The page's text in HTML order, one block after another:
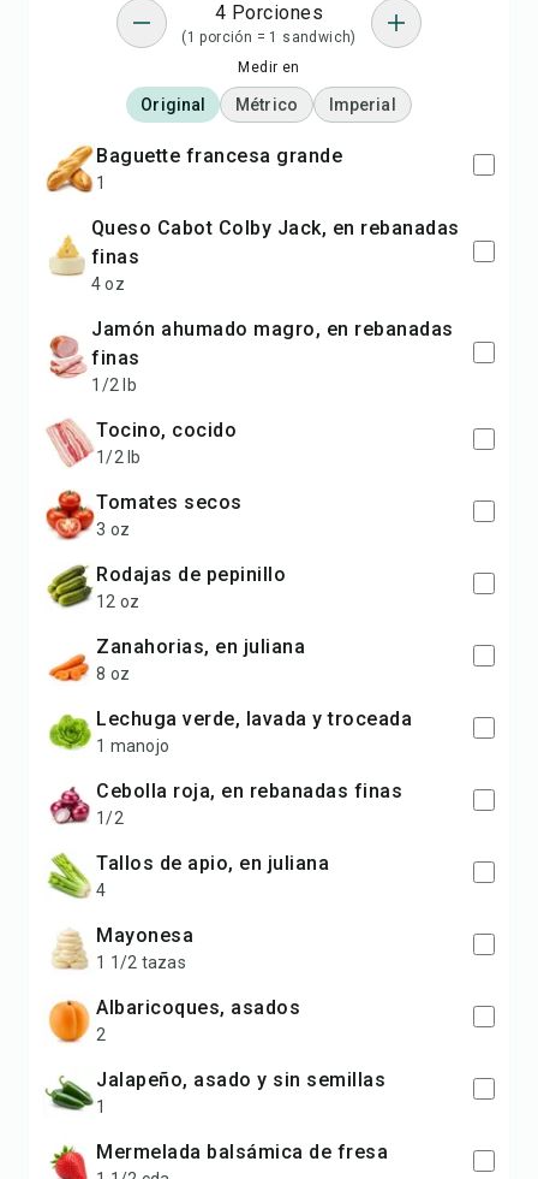
4 Porciones
(1 porción = 1 sandwich)
Medir en
Original Métrico Imperial
baguette francesa grande
1
queso Cabot Colby Jack, en rebanadas
finas
4 oz
jamón ahumado magro, en rebanadas
finas
1/2 lb
tocino, cocido
1/2 lb
tomates secos
3 oz
rodajas de pepinillo
12 oz
zanahorias, en juliana
8 oz
lechuga verde, lavada y troceada
1 manojo
cebolla roja, en rebanadas finas
1/2
tallos de apio, en juliana
4
mayonesa
1 1/2 tazas
albaricoques, asados
2
jalapeño, asado y sin semillas
1
mermelada balsámica de fresa